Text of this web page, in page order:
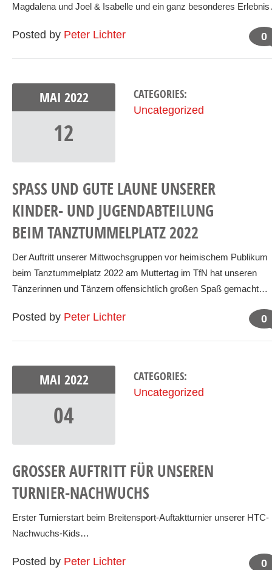
Magdalena und Joel & Isabelle und ein ganz besonderes
Posted by Peter Lichter 0
MAI 2022
12
CATEGORIES:
Uncategorized
SPASS UND GUTE LAUNE UNSERER K
INDER- UND JUGENDABTEILUNG B
EIM TANZTUMMELPLATZ 2022
Der Auftritt unserer Mittwochsgruppen vor heimischem Publikum
beim Tanztummelplatz 2022 am Muttertag im TfN hat unseren
Tänzerinnen und Tänzern offensichtlich großen Spaß gemacht…
Posted by Peter Lichter 0
MAI 2022
04
CATEGORIES:
Uncategorized
GROSSER AUFTRITT FÜR UNSEREN T
URNIER-NACHWUCHS
Erster Turnierstart beim Breitensport-Auftaktturnier unserer HTC-
Nachwuchs-Kids…
Posted by Peter Lichter 0